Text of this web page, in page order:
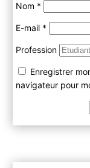
Nom *
E-mail *
Profession
Enregistrer
navigateur pour